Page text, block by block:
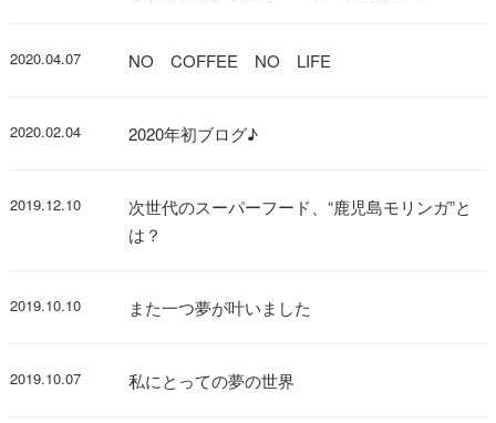
2020.04.07 NO COFFEE NO LIFE
2020.02.04 2020年初ブログ♪
2019.12.10
次世代のスーパーフード、“鹿児島モリンガ”と
は？
2019.10.10 また一つ夢が叶いました
2019.10.07 私にとっての夢の世界